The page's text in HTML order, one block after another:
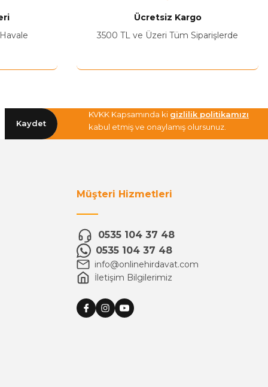
Ücretsiz Kargo
3500 TL ve Üzeri Tüm Siparişlerde
Kaydet
KVKK Kapsamında ki gizlilik politikamızı
kabul etmiş ve onaylamış olursunuz.
Müşteri Hizmetleri
0535 104 37 48
0535 104 37 48
info@onlinehirdavat.com
İletişim Bilgilerimiz